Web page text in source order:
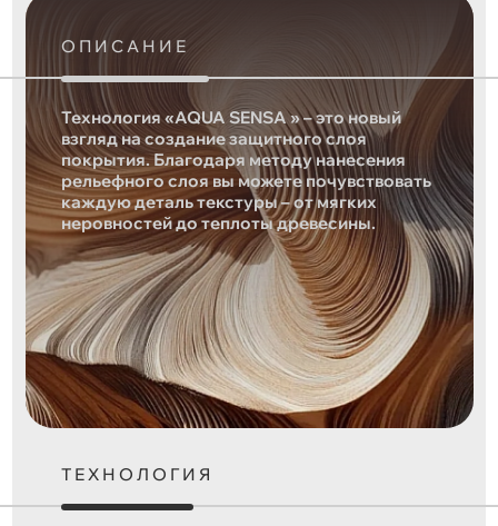
ОПИСАНИЕ
Технология «AQUA SENSA » – это новый
взгляд на создание защитного слоя
покрытия. Благодаря методу нанесения
рельефного слоя вы можете почувствовать
каждую деталь текстуры – от мягких
неровностей до теплоты древесины.
ТЕХНОЛОГИЯ